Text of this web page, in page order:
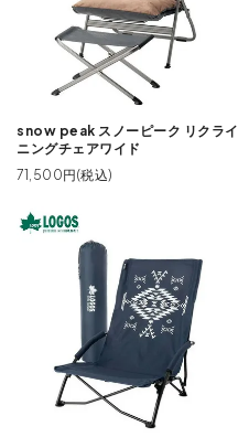
snow peak スノーピーク リクライ
ニングチェアワイド
71,500円(税込)